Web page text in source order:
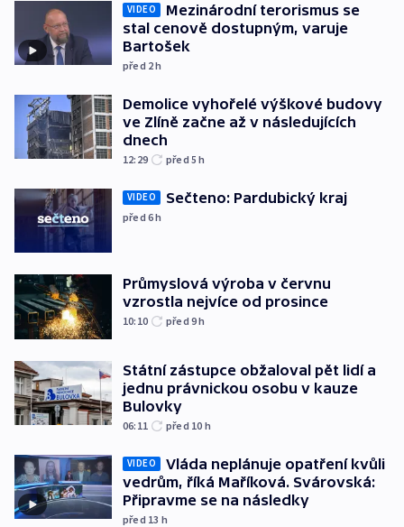
VIDEO
Mezinárodní terorismus se
stal cenově dostupným, varuje
Bartošek
před 2h
Demolice vyhořelé výškové budovy
ve Zlíně začne až v následujících
dnech
12:29 před 5h
VIDEO Sečteno: Pardubický kraj
před 6h
Průmyslová výroba v červnu
vzrostla nejvíce od prosince
10:10 před 9h
Státní zástupce obžaloval pět lidí a
jednu právnickou osobu v kauze
Bulovky
06:11 před 10 h
VIDEO
Vláda neplánuje opatření kvůli
vedrům, říká Maříková. Svárovská:
Připravme se na následky
před 13 h